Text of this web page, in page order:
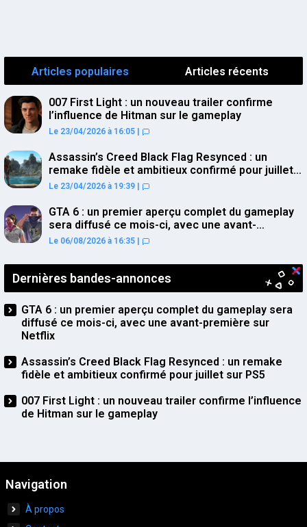
Articles populaires Articles récents
007 First Light : un nouveau trailer confirme
l’influence de Hitman sur le gameplay
Le 23/04/2026 à 16:05
Assassin’s Creed Black Flag Resynced : un
remake fidèle et ambitieux confirmé pour juillet
sur PS5
Le 23/04/2026 à 19:39
GTA 6 : un premier aperçu complet du gameplay
sera diffusé ce mois-ci, avec une avant-
première sur Netflix
Le 06/08/2026 à 16:35
Dernières bandes-annonces
GTA 6 : un premier aperçu complet du gameplay sera
diffusé ce mois-ci, avec une avant-première sur
Netflix
Assassin’s Creed Black Flag Resynced : un remake
fidèle et ambitieux confirmé pour juillet sur PS5
007 First Light : un nouveau trailer confirme l’influence
de Hitman sur le gameplay
Navigation
À propos